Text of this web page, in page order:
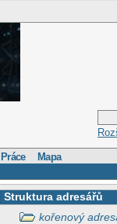
Práce Mapa
Struktura adresářů
kořenový